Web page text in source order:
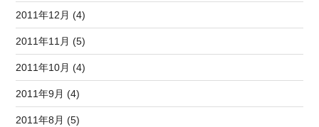
2011年12月 (4)
2011年11月 (5)
2011年10月 (4)
2011年9月 (4)
2011年8月 (5)